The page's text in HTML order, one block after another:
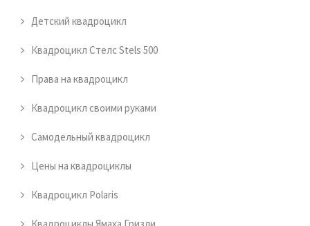
Детский квадроцикл
Квадроцикл Стелс Stels 500
Права на квадроцикл
Квадроцикл своими руками
Самодельный квадроцикл
Цены на квадроциклы
Квадроцикл Polaris